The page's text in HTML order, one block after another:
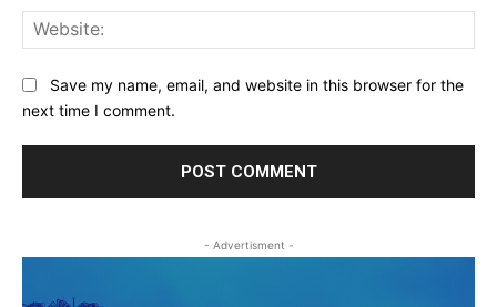
Save my name, email, and website in this browser for the
next time I comment.
- Advertisment -